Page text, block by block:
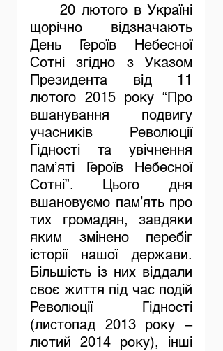
20 лютого в Україні
щорічно відзначають
День Героїв Небесної
Сотні згідно з Указом
Президента від 11
лютого 2015 року “Про
вшанування подвигу
учасників Революції
Гідності та увічнення
пам’яті Героїв Небесної
Сотні”. Цього дня
вшановуємо пам’ять про
тих громадян, завдяки
яким змінено перебіг
історії нашої держави.
Більшість із них віддали
своє життя під час подій
Революції Гідності
(листопад 2013 року –
лютий 2014 року), інші